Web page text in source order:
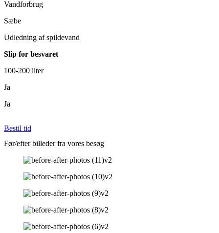
Vandforbrug
Sæbe
Udledning af spildevand
Slip for besvaret
100-200 liter
Ja
Ja
Bestil tid
Før/efter billeder fra vores besøg